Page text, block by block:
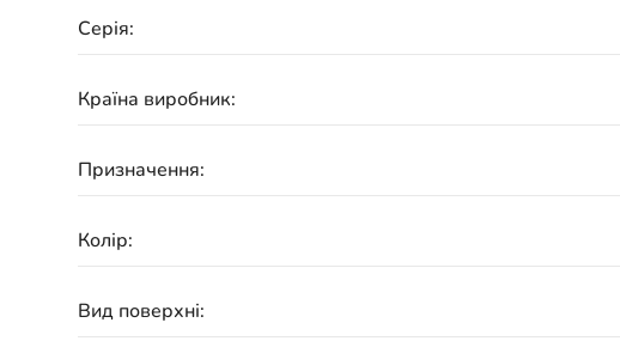
Серія:
Країна виробник:
Призначення:
Колір:
Вид поверхні: